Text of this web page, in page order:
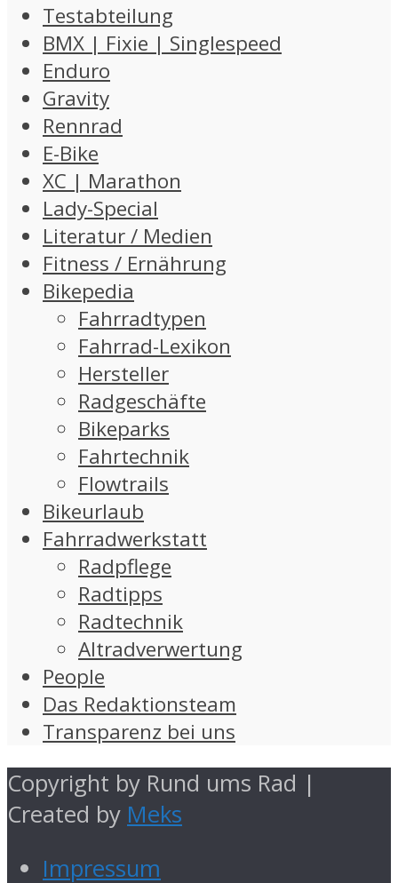
Testabteilung
BMX | Fixie | Singlespeed
Enduro
Gravity
Rennrad
E-Bike
XC | Marathon
Lady-Special
Literatur / Medien
Fitness / Ernährung
Bikepedia
Fahrradtypen
Fahrrad-Lexikon
Hersteller
Radgeschäfte
Bikeparks
Fahrtechnik
Flowtrails
Bikeurlaub
Fahrradwerkstatt
Radpflege
Radtipps
Radtechnik
Altradverwertung
People
Das Redaktionsteam
Transparenz bei uns
Copyright by Rund ums Rad |
Created by Meks
Impressum